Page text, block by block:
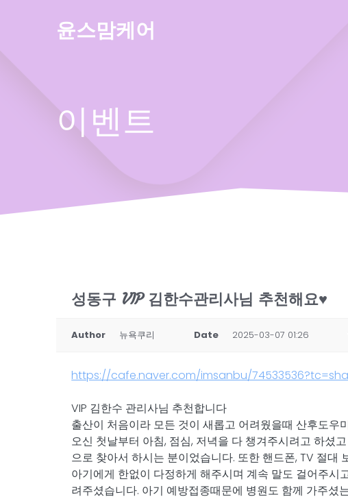
윤스맘케어
이벤트
성동구 VIP 김한수관리사님 추천해요♥️
Author 뉴욕쿠리 Date 2025-03-07 01:26
https://cafe.naver.com/imsanbu/
VIP 김한수 관리사님 추천합니다
출산이 처음이라 모든 것이 새롭고 어려웠을때 산후도우
오신 첫날부터 아침, 점심, 저녁을 다 챙겨주시려고 하셨
으로 찾아서 하시는 분이었습니다. 또한 핸드폰, TV 절대
아기에게 한없이 다정하게 해주시며 계속 말도 걸어주
려주셨습니다. 아기 예방접종때문에 병원도 함께 가주